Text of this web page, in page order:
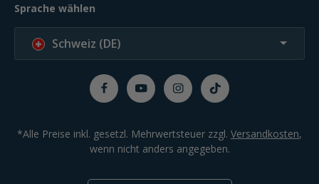
Sprache wählen
Schweiz (DE)
*Alle Preise inkl. gesetzl. Mehrwertsteuer zzgl. Versandkosten,
wenn nicht anders angegeben.